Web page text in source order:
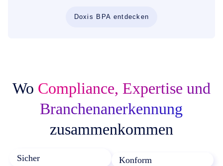
Doxis BPA entdecken
Wo Compliance, Expertise und
Branchenanerkennung
zusammenkommen
Sicher Konform